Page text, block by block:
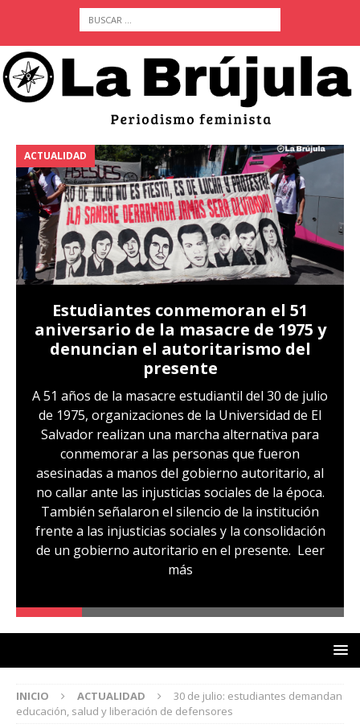
conmemoran el 51
de la masacre de 1975 y
el autoritarismo del
presente
de la masacre estudiantil del 30 de julio
organizaciones de la Universidad de El
realizan una marcha alternativa para
a las personas que fueron
a manos del gobierno autoritario, al
ante las injusticias sociales de la época.
señalaron el silencio de la institución
las injusticias sociales y la consolidación
autoritario en el presente.Leer
ACTUALIDAD
Sandra
familiares
audiencia
hoy,
INICIO ACTUALIDAD
30 de julio: estudiantes demandan
educación, salud y liberación de defensores